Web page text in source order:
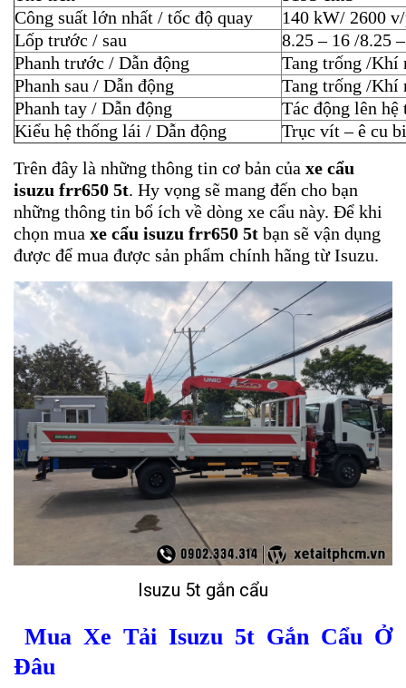
Công suất lớn nhất / tốc độ quay
140 kW/ 2600
Lốp trước / sau
8.25 – 16 /8.25
Phanh trước / Dẫn động
Tang trống /Khí
Phanh sau / Dẫn động
Tang trống /Khí
Phanh tay / Dẫn động
Tác động lên
Kiểu hệ thống lái / Dẫn động
Trục vít – ê cu
Trên đây là những thông tin cơ bản của xe cẩu
isuzu frr650 5t. Hy vọng sẽ mang đến cho bạn
những thông tin bổ ích về dòng xe cẩu này. Để khi
chọn mua xe cẩu isuzu frr650 5t bạn sẽ vận dụng
được để mua được sản phẩm chính hãng từ Isuzu.
Isuzu 5t gắn cẩu
Mua Xe Tải Isuzu 5t Gắn Cẩu Ở
Đâu